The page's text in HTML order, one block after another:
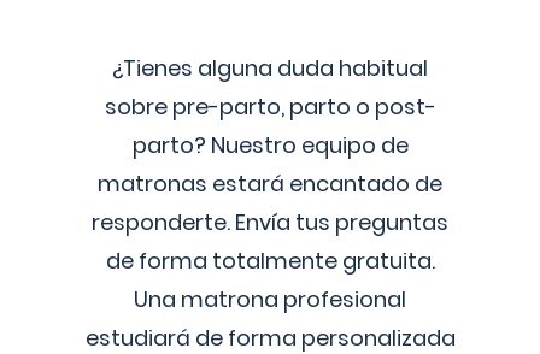
¿Tienes alguna duda habitual
sobre pre-parto, parto o post-
parto? Nuestro equipo de
matronas estará encantado de
responderte. Envía tus preguntas
de forma totalmente gratuita.
Una matrona profesional
estudiará de forma personalizada